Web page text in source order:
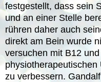
festgestellt, dass sein
und an einer Stelle
rühren daher auch
direkt am Bein wurde
versuchen mit B12
zu verbessern.